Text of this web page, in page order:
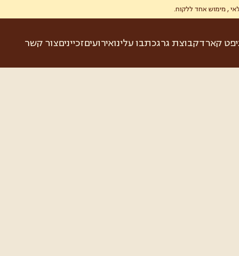
קארדקבוצת גרגכתבו עלינואירועיםזכייניםצור קשר